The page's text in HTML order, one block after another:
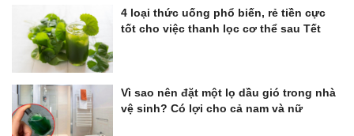
4 loại thức uống phổ biến, rẻ tiền cực
tốt cho việc thanh lọc cơ thể sau Tết
Vì sao nên đặt một lọ dầu gió trong nhà
vệ sinh? Có lợi cho cả nam và nữ